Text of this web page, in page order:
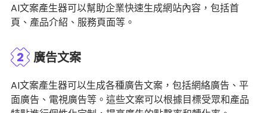
AI文案產生器可以幫助企業快速生成網站內容，包括首
頁、產品介紹、服務頁面等。
2 廣告文案
AI文案產生器可以生成各種廣告文案，包括網絡廣告、平
面廣告、電視廣告等。這些文案可以根據目標受眾和產品